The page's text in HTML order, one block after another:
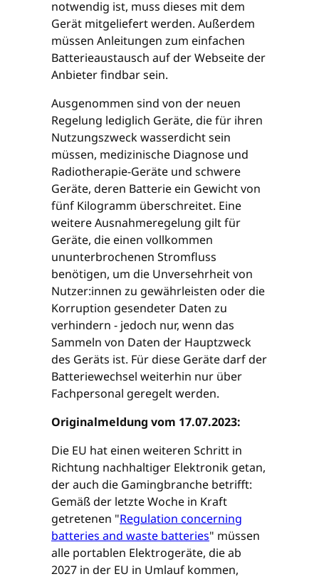
notwendig ist, muss dieses mit dem
Gerät mitgeliefert werden. Außerdem
müssen Anleitungen zum einfachen
Batterieaustausch auf der Webseite der
Anbieter findbar sein.
Ausgenommen sind von der neuen
Regelung lediglich Geräte, die für ihren
Nutzungszweck wasserdicht sein
müssen, medizinische Diagnose und
Radiotherapie-Geräte und schwere
Geräte, deren Batterie ein Gewicht von
fünf Kilogramm überschreitet. Eine
weitere Ausnahmeregelung gilt für
Geräte, die einen vollkommen
ununterbrochenen Stromfluss
benötigen, um die Unversehrheit von
Nutzer:innen zu gewährleisten oder die
Korruption gesendeter Daten zu
verhindern - jedoch nur, wenn das
Sammeln von Daten der Hauptzweck
des Geräts ist. Für diese Geräte darf der
Batteriewechsel weiterhin nur über
Fachpersonal geregelt werden.
Originalmeldung vom 17.07.2023:
Die EU hat einen weiteren Schritt in
Richtung nachhaltiger Elektronik getan,
der auch die Gamingbranche betrifft:
Gemäß der letzte Woche in Kraft
getretenen "Regulation concerning
batteries and waste batteries" müssen
alle portablen Elektrogeräte, die ab
2027 in der EU in Umlauf kommen,